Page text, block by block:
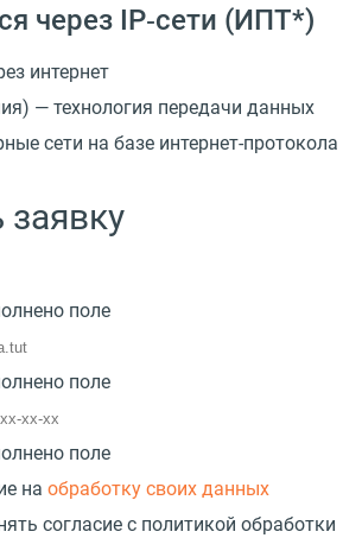
через IP‑сети (ИПТ*)
интернет
— технология передачи данных
сети на базе интернет-протокола
заявку
поле
поле
поле
на обработку своих данных
согласие с политикой обработки